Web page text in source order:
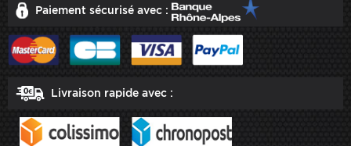
Paiement sécurisé avec :
Livraison rapide avec :